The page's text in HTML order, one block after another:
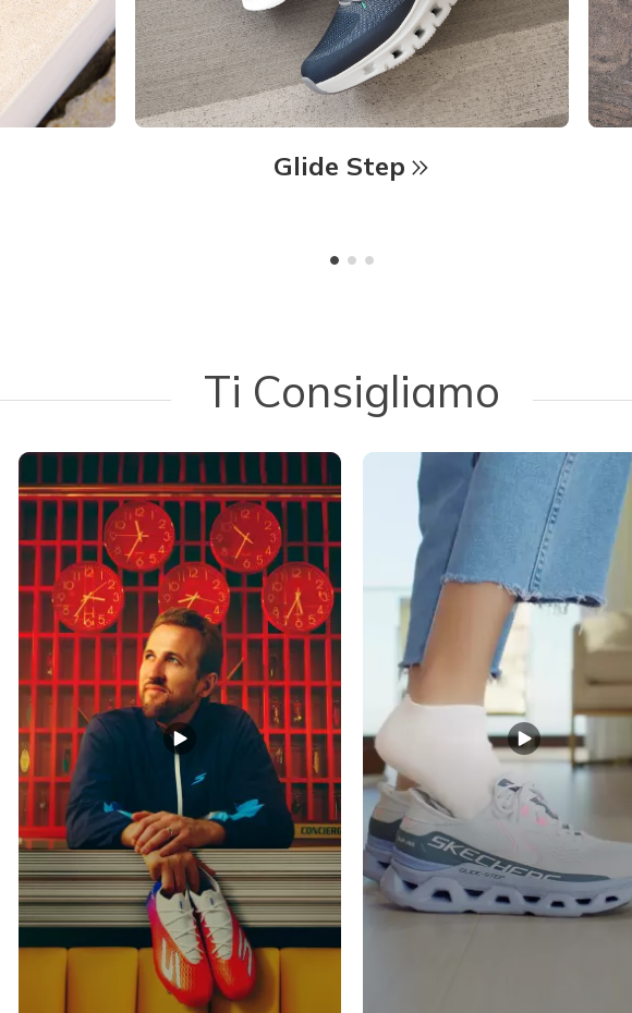
Glide Step
Ti Consigliamo
previous and next buttons to navigate.